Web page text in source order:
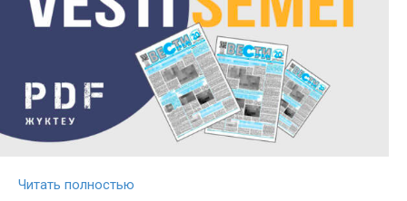
Читать полностью